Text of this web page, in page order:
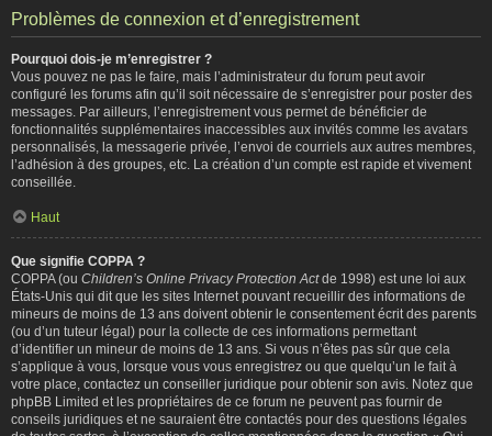
Problèmes de connexion et d’enregistrement
Pourquoi dois-je m’enregistrer ?
Vous pouvez ne pas le faire, mais l’administrateur du forum peut avoir
configuré les forums afin qu’il soit nécessaire de s’enregistrer pour poster des
messages. Par ailleurs, l’enregistrement vous permet de bénéficier de
fonctionnalités supplémentaires inaccessibles aux invités comme les avatars
personnalisés, la messagerie privée, l’envoi de courriels aux autres membres,
l’adhésion à des groupes, etc. La création d’un compte est rapide et vivement
conseillée.
Haut
Que signifie COPPA ?
COPPA (ou Children’s Online Privacy Protection Actde 1998) est une loi aux
États-Unis qui dit que les sites Internet pouvant recueillir des informations de
mineurs de moins de 13 ans doivent obtenir le consentement écrit des parents
(ou d’un tuteur légal) pour la collecte de ces informations permettant
d’identifier un mineur de moins de 13 ans. Si vous n’êtes pas sûr que cela
s’applique à vous, lorsque vous vous enregistrez ou que quelqu’un le fait à
votre place, contactez un conseiller juridique pour obtenir son avis. Notez que
phpBB Limited et les propriétaires de ce forum ne peuvent pas fournir de
conseils juridiques et ne sauraient être contactés pour des questions légales